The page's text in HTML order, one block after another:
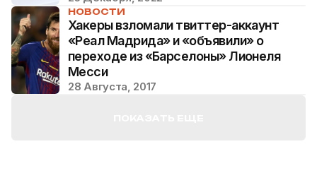
НОВОСТИ
Хакеры взломали твиттер-аккаунт
«Реал Мадрида» и «объявили» о
переходе из «Барселоны» Лионеля
Месси
28 Августа, 2017